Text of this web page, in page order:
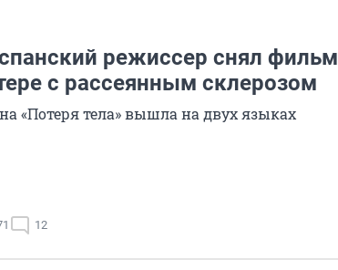
режиссер снял фильм
с рассеянным склерозом
«Потеря тела» вышла на двух языках
12